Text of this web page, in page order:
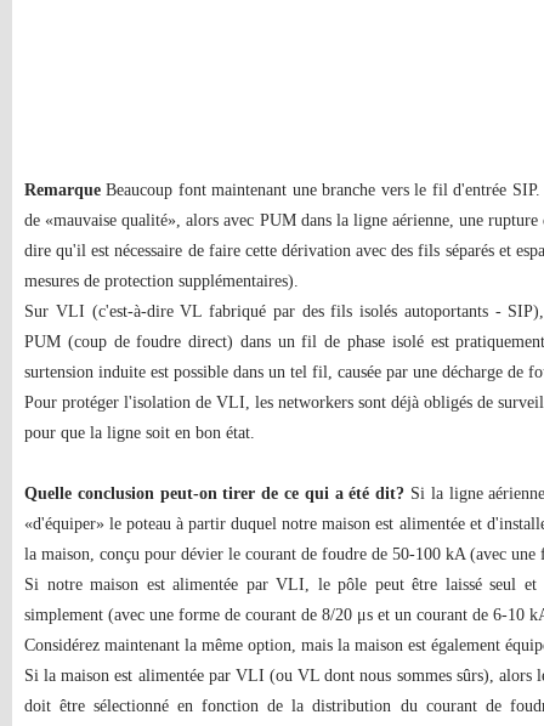
RemarqueBeaucoup font maintenant une branche vers le fil d'entrée
de «mauvaise qualité», alors avec PUM dans la ligne aérienne, une
dire qu'il est nécessaire de faire cette dérivation avec des fils séparés et
mesures de protection supplémentaires).
Sur VLI (c'est-à-dire VL fabriqué par des fils isolés autoportants -
PUM (coup de foudre direct) dans un fil de phase isolé est
surtension induite est possible dans un tel fil, causée par une décharge de
Pour protéger l'isolation de VLI, les networkers sont déjà obligés de
pour que la ligne soit en bon état.
Quelle conclusion peut-on tirer de ce qui a été dit? Si la ligne
«d'équiper» le poteau à partir duquel notre maison est alimentée et
la maison, conçu pour dévier le courant de foudre de 50-100 kA (avec
Si notre maison est alimentée par VLI, le pôle peut être laissé seul
simplement (avec une forme de courant de 8/20 μs et un courant de 6-10
Considérez maintenant la même option, mais la maison est également
Si la maison est alimentée par VLI (ou VL dont nous sommes sûrs), alors
doit être sélectionné en fonction de la distribution du courant de